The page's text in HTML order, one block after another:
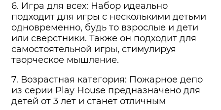
6. Игра для всех: Набор идеально
подходит для игры с несколькими детьми
одновременно, будь то взрослые и дети
или сверстники. Также он подходит для
самостоятельной игры, стимулируя
творческое мышление.
7. Возрастная категория: Пожарное депо
из серии Play House предназначено для
детей от 3 лет и станет отличным